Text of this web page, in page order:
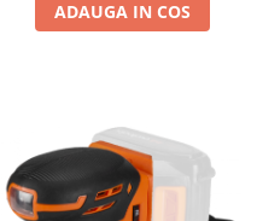
ADAUGA IN COS